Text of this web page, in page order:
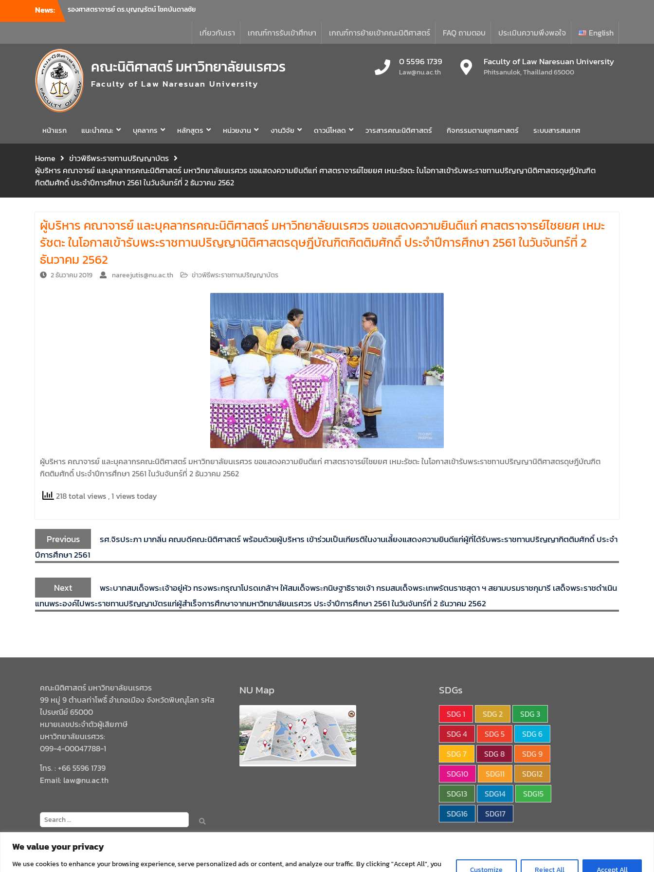
We value your privacy
We use cookies to enhance your browsing experience, serve personalized ads or content, and analyze our traffic. By clicking "Accept All", you
Customize Reject All Accept All
News:
รองศาสตราจารย์ ดร.บุญญรัตน์ โชคบันดาลชัย
เป็นการเตรียมพร้อมก่อนเปิดภาคเรียนต้น ปีการ
ศึกษา 2569 พร้อมด้วยรองคณบดีทุกฝ่ายเข้า
ร่วมแจ้งนโยบายแนวทางการบริหารงานในแต่ละ
ด้านของคณะ รวมทั้งการเตรียมความพร้อมการ
จัดการเรียนการสอนรายวิชาวิจัยทางกฎหมาย
และรายวิชาตรรกศาสตร์และการเขียนในทาง
นิติศาสตร์ ณ ห้องประชุมชั้น 3 อาคารคณะ
คณะนิติศาสตร์ มหาวิทยาลัยนเรศวร จัด
โครงการเตรียมความพร้อมเพื่อรับมือภัยพิบัติ
2-311 อาคารปราบไตรจักร 2 มหาวิทยาลัย
นเรศวร โดยกิจกรรมดังกล่าวจัดขึ้นสำหรับ
บุคลากรที่ปฏิบัติงาน ณ กลุ่มอาคารอุตสาหกรรม
คณะนิติศาสตร์ มหาวิทยาลัยนเรศวร จัด
โครงการปฐมนิเทศและพบผู้ปกครอง ประจำปี
การศึกษา 2569 โดยได้รับเกียรติจาก รอง
ศาสตราจารย์ ดร.บุญญรัตน์ โชคบันดาลชัย
คณบดีคณะนิติศาสตร์ ให้เกียรติเป็นประธานใน
พิธีเปิด พร้อมกล่าวต้อนรับและให้โอวาทแก่นิสิต
เกี่ยวกับเรา เกณฑ์การรับเข้าศึกษา เกณฑ์การย้ายเข้าคณะนิติศาสตร์ FAQ ถามตอบ ประเมินความพึงพอใจ English
คณะนิติศาสตร์ มหาวิทยาลัยนเรศวร
Faculty of Law Naresuan University
0 5596 1739
Law@nu.ac.th
Faculty of Law Naresuan University
Phitsanulok, Thailland 65000
หน้าแรก แนะนำคณะ บุคลากร หลักสูตร หน่วยงาน งานวิจัย ดาวน์โหลด วารสารคณะนิติศาสตร์ กิจกรรมตามยุทธศาสตร์ ระบบสารสนเทศ
Home
ข่าวพิธีพระราชทานปริญญาบัตร
ผู้บริหาร คณาจารย์ และบุคลากรคณะนิติศาสตร์ มหาวิทยาลัยนเรศวร ขอแสดงความยินดีแก่ ศาสตราจารย์ไชยยศ เหมะรัชตะ ในโอกาสเข้ารับพระราชทานปริญญานิติศาสตรดุษฎีบัณฑิต
กิตติมศักดิ์ ประจำปีการศึกษา 2561 ในวันจันทร์ที่ 2 ธันวาคม 2562
ผู้บริหาร คณาจารย์ และบุคลากรคณะนิติศาสตร์ มหาวิทยาลัยนเรศวร ขอแสดงความยินดีแก่ ศาสตราจารย์ไชยยศ เหมะ
รัชตะ ในโอกาสเข้ารับพระราชทานปริญญานิติศาสตรดุษฎีบัณฑิตกิตติมศักดิ์ ประจำปีการศึกษา 2561 ในวันจันทร์ที่ 2
ธันวาคม 2562
2 ธันวาคม 2019 nareejutis@nu.ac.th ข่าวพิธีพระราชทานปริญญาบัตร
ผู้บริหาร คณาจารย์ และบุคลากรคณะนิติศาสตร์ มหาวิทยาลัยนเรศวร ขอแสดงความยินดีแก่ ศาสตราจารย์ไชยยศ เหมะรัชตะ ในโอกาสเข้ารับพระราชทานปริญญานิติศาสตรดุษฎีบัณฑิต
กิตติมศักดิ์ ประจำปีการศึกษา 2561 ในวันจันทร์ที่ 2 ธันวาคม 2562
218 total views , 1 views today
Previous
รศ.จิรประภา มากลิ่น คณบดีคณะนิติศาสตร์ พร้อมด้วยผู้บริหาร เข้าร่วมเป็นเกียรติในงานเลี้ยงแสดงความยินดีแก่ผู้ที่ได้รับพระราชทานปริญญากิตติมศักดิ์ ประจำ
ปีการศึกษา 2561
Next
พระบาทสมเด็จพระเจ้าอยู่หัว ทรงพระกรุณาโปรดเกล้าฯ ให้สมเด็จพระกนิษฐาธิราชเจ้า กรมสมเด็จพระเทพรัตนราชสุดา ฯ สยามบรมราชกุมารี เสด็จพระราชดำเนิน
แทนพระองค์ไปพระราชทานปริญญาบัตรแก่ผู้สำเร็จการศึกษาจากมหาวิทยาลัยนเรศวร ประจำปีการศึกษา 2561 ในวันจันทร์ที่ 2 ธันวาคม 2562
คณะนิติศาสตร์ มหาวิทยาลัยนเรศวร
99 หมู่ 9 ตำบลท่าโพธิ์ อำเภอเมือง จังหวัดพิษณุโลก รหัส
ไปรษณีย์ 65000
หมายเลขประจำตัวผู้เสียภาษี
มหาวิทยาลัยนเรศวร:
099-4-00047788-1
โทร. : +66 5596 1739
Email: law@nu.ac.th
NU Map SDGs
SDG 1 SDG 2
SDG 3
SDG 4
SDG 5
SDG 6
SDG 7
SDG 8
SDG 9
SDG10
SDG11
SDG12
SDG13
SDG14
SDG15
SDG16
SDG17
Copyright © All rights reserved.